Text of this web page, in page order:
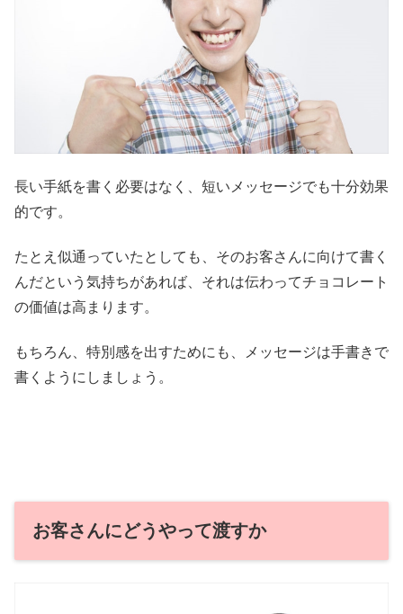
長い手紙を書く必要はなく、短いメッセージでも十分効果
的です。
たとえ似通っていたとしても、そのお客さんに向けて書く
んだという気持ちがあれば、それは伝わってチョコレート
の価値は高まります。
もちろん、特別感を出すためにも、メッセージは手書きで
書くようにしましょう。
お客さんにどうやって渡すか